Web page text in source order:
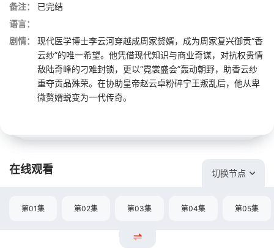
备注：
已完结
语言：
剧情：
现代医学博士李云河穿越成周家赘婿，成为周家复兴御贡“香
云纱”的唯一希望。他凭借现代知识与商业奇谋，对抗权贵情
敌陆奇峰的刁难封锁，更以“霓裳盛会”轰动朝野，助香云纱
重夺贡品殊荣。在协助皇帝赵云卓粉碎宁王叛乱后，他从卑
微赘婿蜕变为一代传奇。
在线观看 切换节点
第01集 第02集 第03集 第04集 第05集